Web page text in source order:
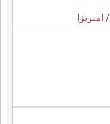
/ امبريزا